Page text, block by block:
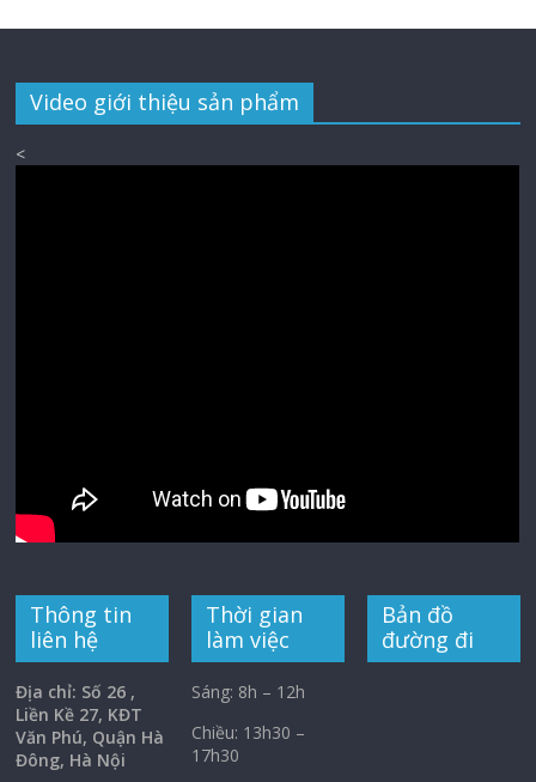
Video giới thiệu sản phẩm
<
Thông tin
liên hệ
Địa chỉ: Số 26 ,
Liền Kề 27, KĐT
Văn Phú, Quận Hà
Đông, Hà Nội
Thời gian
làm việc
Sáng: 8h – 12h
Chiều: 13h30 –
17h30
Bản đồ
đường đi